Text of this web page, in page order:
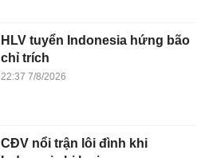
HLV tuyển Indonesia hứng bão
chỉ trích
22:37 7/8/2026
CĐV nổi trận lôi đình khi